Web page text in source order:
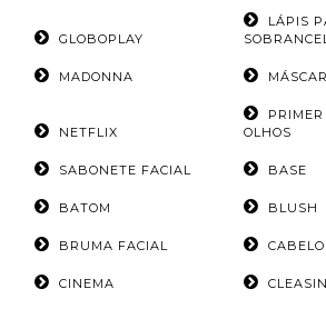
GLOBOPLAY
LÁPIS
MADONNA
NETFLIX
OLHOS
SABONETE FACIAL BASE
BATOM BLUSH
BRUMA FACIAL
CINEMA